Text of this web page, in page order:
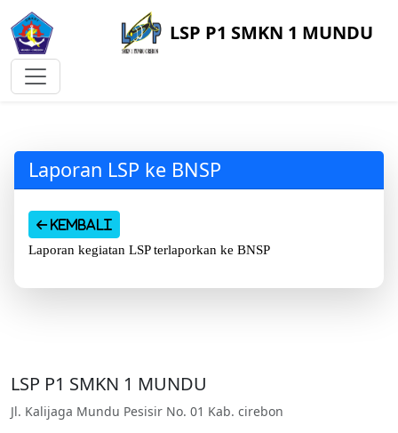
LSP P1 SMKN 1 MUNDU
Laporan LSP ke BNSP
Kembali
Laporan kegiatan LSP terlaporkan ke BNSP
LSP P1 SMKN 1 MUNDU
Jl. Kalijaga Mundu Pesisir No. 01 Kab. cirebon